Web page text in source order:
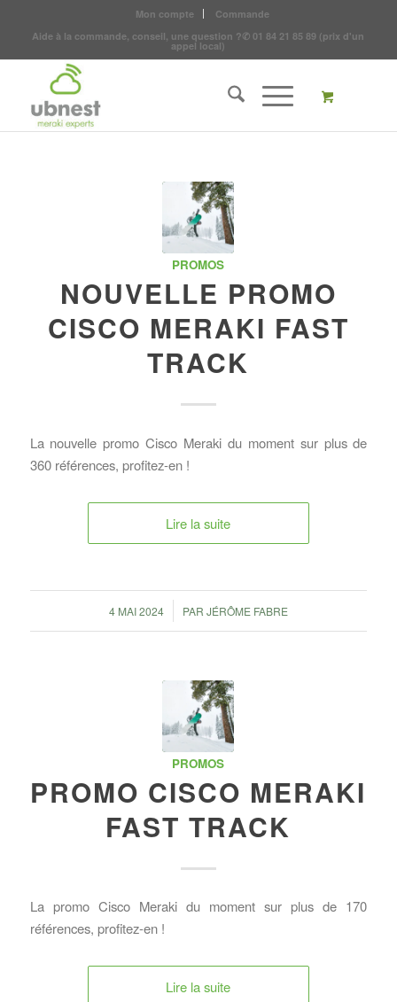
Mon compte
Commande
Aide à la commande, conseil, une question ?✆ 01 84 21 85 89 (prix d'un
appel local)
PROMOS
NOUVELLE PROMO
CISCO MERAKI FAST
TRACK
La nouvelle promo Cisco Meraki du moment sur plus de
360 références, profitez-en !
Lire la suite
4 MAI 2024
/ PAR JÉRÔME FABRE
PROMOS
PROMO CISCO MERAKI
FAST TRACK
La promo Cisco Meraki du moment sur plus de 170
références, profitez-en !
Lire la suite